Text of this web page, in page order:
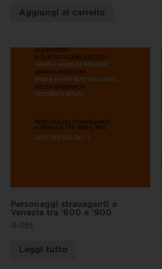
Aggiungi al carrello
Personaggi stravaganti a
Venezia tra ‘800 e ‘900
15,00€
Leggi tutto